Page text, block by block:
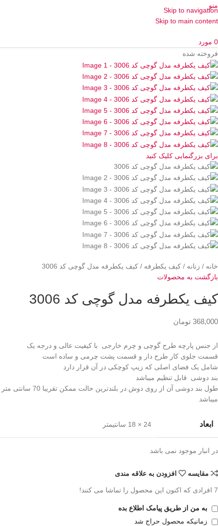
Skip to navigation
Skip to main content
منو
0 مورد
فروخته شده
برای بزرگنمایی کلیک کنید
خانه زنانه کیف یکطرفه
کیف یکطرفه مدل گوچی کد 3006
بازگشت به محصولات
کیف یکطرفه مدل گوچی کد 3006
368,000 تومان
از جنس پارچه طرح گوچی و چرم خارجی با کیفیت عالی و درجه یک
قسمت جلوی کار طرح دار و قسمت پشت چرمی و ساده است
شامل یک فضای اصلی که زیپ کوچکی در آن قرار دارد
بند دوشی قابل تنظیم میباشد
طول بند دوشی آن از روی دوش در بلندترین حالت ممکن تقریبا 70 سانتی متر
میباشد
ابعاد 24 × 18 سانتیمتر
در انبار موجود نمی باشد
مقايسه افزودن به علاقه مندی
7 افرادی که اکنون این محصول را تماشا می کنند!
به من از طریق پیامک اطلاع بده
زمانیکه محصول حراج شد